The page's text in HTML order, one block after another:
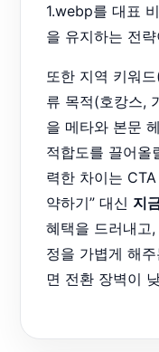
1.webp를 대표
을 유지하는 전
또한 지역 키워
류 목적(호캉스,
을 메타와 본문
적합도를 끌어올
력한 차이는
약하기” 대신 지
혜택을 드러내고,
정을 가볍게 해
면 전환 장벽이